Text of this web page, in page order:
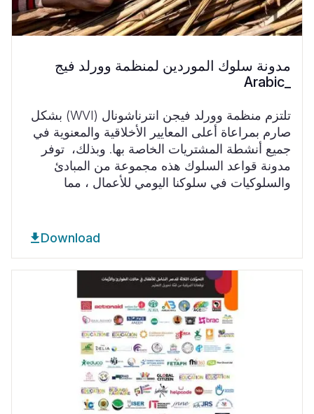
مدونة سلوك الموردين لمنظمة وورلد فيج
تلتزم منظمة وورلد فيجن انترناشونال (WVI)
بشكل
صارم بمراعاة أعلى المعايير الأخلاقية والمعنوية في
جميع أنشطة المشتريات الخاصة بها. وبذلك، توفر
مدونة قواعد السلوك هذه مجموعة من المبادئ
والسلوكيات في سلوكنا اليومي للأعمال ، مما
Download